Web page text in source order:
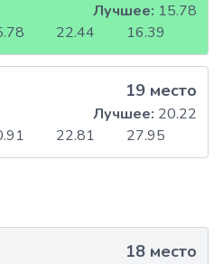
22.44 16.39
Лучшее: 15.78
19 место
22.81 27.95
Лучшее: 20.22
18 место